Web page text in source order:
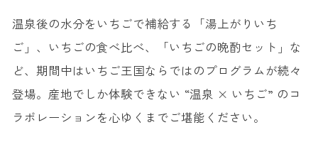
温泉後の水分をいちごで補給する「湯上がりいち
ご」、いちごの食べ比べ、「いちごの晩酌セット」な
ど、期間中はいちご王国ならではのプログラムが続々
登場。産地でしか体験できない “温泉 × いちご” のコ
ラボレーションを心ゆくまでご堪能ください。